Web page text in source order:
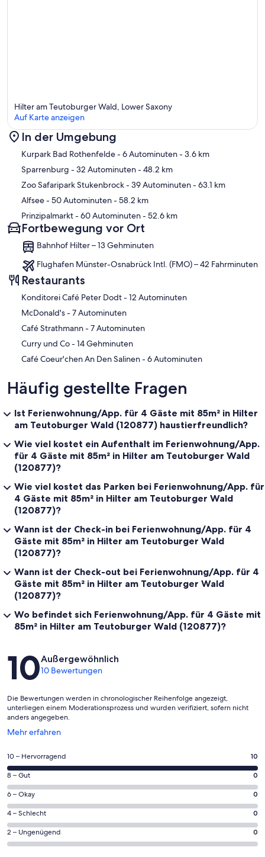
Karte
Hilter am Teutoburger Wald, Lower Saxony
Auf Karte anzeigen
In der Umgebung
Kurpark Bad Rothenfelde- 6 Autominuten- 3.6 km
Sparrenburg - 32 Autominuten- 48.2 km
Zoo Safaripark Stukenbrock- 39 Autominuten- 63.1 km
Alfsee- 50 Autominuten- 58.2 km
Prinzipalmarkt- 60 Autominuten- 52.6 km
Fortbewegung vor Ort
Bahnhof Hilter – 13 Gehminuten
Flughafen Münster-Osnabrück Intl. (FMO) – 42 Fahrminuten
Restaurants
‪Konditorei Café Peter Dodt - ‬12 Autominuten
‪McDonald's - ‬7 Autominuten
‪Café Strathmann - ‬7 Autominuten
‪Curry und Co - ‬14 Gehminuten
‪Café Coeur'chen An Den Salinen - ‬6 Autominuten
Häufig gestellte Fragen
Ist Ferienwohnung/App. für 4 Gäste mit 85m² in Hilter
am Teutoburger Wald (120877) haustierfreundlich?
Wie viel kostet ein Aufenthalt im Ferienwohnung/App.
für 4 Gäste mit 85m² in Hilter am Teutoburger Wald
(120877)?
Wie viel kostet das Parken bei Ferienwohnung/App. für
4 Gäste mit 85m² in Hilter am Teutoburger Wald
(120877)?
Wann ist der Check-in bei Ferienwohnung/App. für 4
Gäste mit 85m² in Hilter am Teutoburger Wald
(120877)?
Wann ist der Check-out bei Ferienwohnung/App. für 4
Gäste mit 85m² in Hilter am Teutoburger Wald
(120877)?
Wo befindet sich Ferienwohnung/App. für 4 Gäste mit
85m² in Hilter am Teutoburger Wald (120877)?
Bewertungen
10Außergewöhnlich
10 Bewertungen
Die Bewertungen werden in chronologischer Reihenfolge angezeigt,
unterliegen einem Moderationsprozess und wurden verifiziert, sofern nicht
anders angegeben.
Mehr erfahren
Wird
einem
neuen
Fenster
geöffnet
10
von
insgesamt
10
Gästebewertungen
haben
eine
Bewertung
10 – Hervorragend 10
0
von
insgesamt
10
Gästebewertungen
haben
8 – Gut 0
0
von
insgesamt
10
Gästebewertungen
6 – Okay 0
0
von
insgesamt
4 – Schlecht 0
0
von
2 – Ungenügend 0